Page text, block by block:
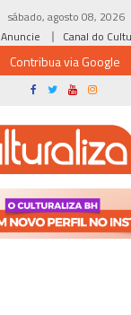
sábado, agosto 08, 2026
Anuncie Canal do
Contribua via Google